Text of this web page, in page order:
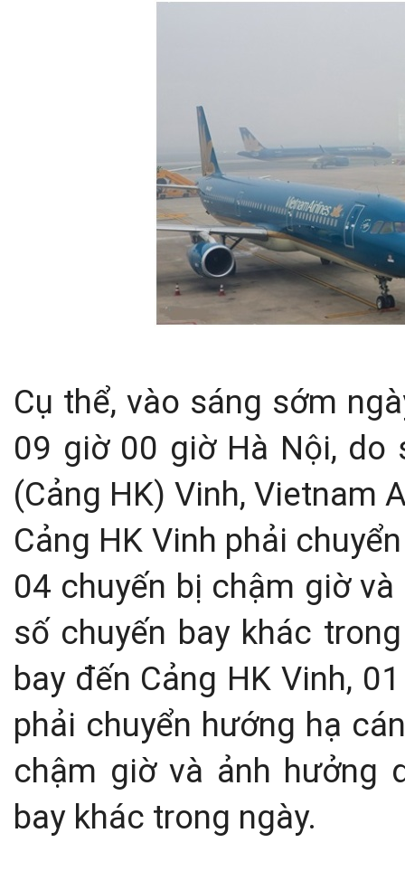
Cụ thể, vào sáng sớm
09 giờ 00 giờ Hà Nội, do
(Cảng HK) Vinh, Vietnam
Cảng HK Vinh phải
04 chuyến bị chậm giờ
số chuyến bay khác
bay đến Cảng HK Vinh,
phải chuyển hướng hạ
chậm giờ và ảnh hưởng
bay khác trong ngày.